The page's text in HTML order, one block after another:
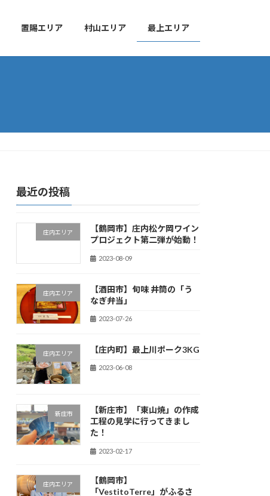
置賜エリア 村山エリア 最上エリア
最近の投稿
庄内エリア
【鶴岡市】庄内松ケ岡ワイン
プロジェクト第二弾が始動！
2023-08-09
庄内エリア
【酒田市】旬味 井筒の「う
なぎ弁当」
2023-07-26
庄内エリア 【庄内町】最上川ポーク3KG
2023-06-08
新庄市
【新庄市】「東山焼」の作成
工程の見学に行ってきまし
た！
2023-02-17
庄内エリア
【鶴岡市】
「VestitoTerre」がふるさ